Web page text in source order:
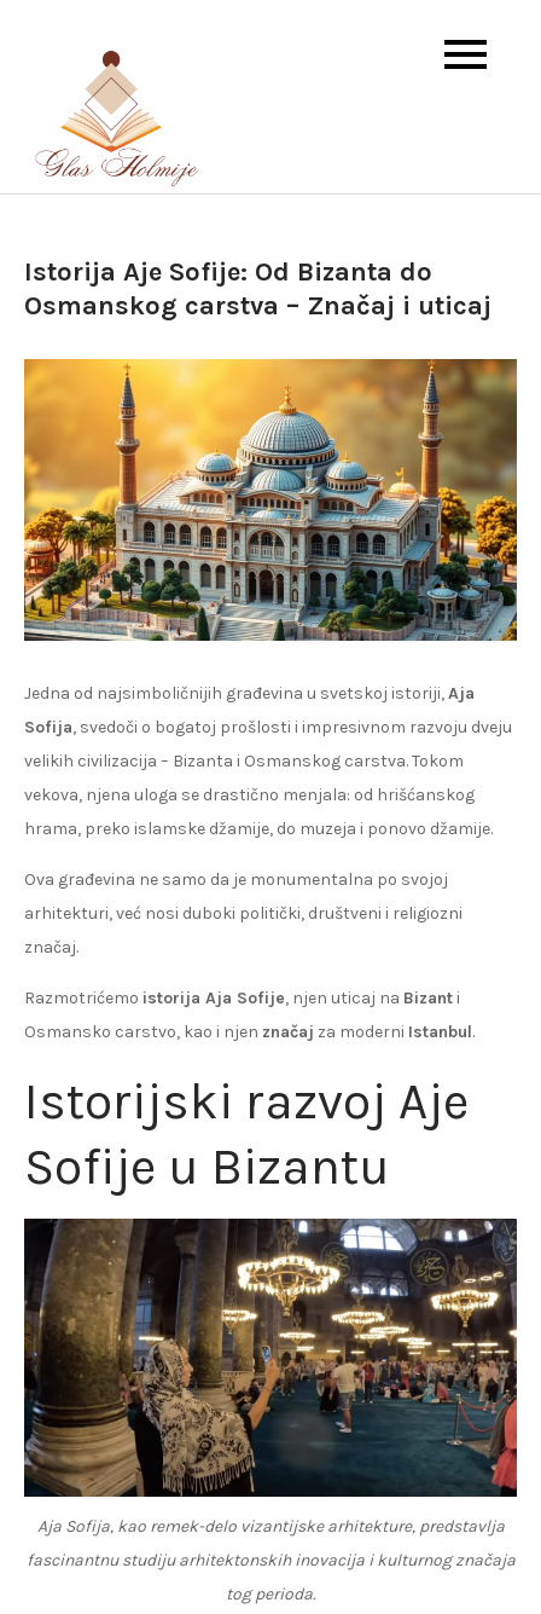
Istorija Aje Sofije: Od Bizanta do
Osmanskog carstva – Značaj i uticaj
Jedna od najsimboličnijih građevina u svetskoj istoriji,Aja
Sofija, svedoči o bogatoj prošlosti i impresivnom razvoju dveju
velikih civilizacija – Bizanta i Osmanskog carstva. Tokom
vekova, njena uloga se drastično menjala: od hrišćanskog
hrama, preko islamske džamije, do muzeja i ponovo džamije.
Ova građevina ne samo da je monumentalna po svojoj
arhitekturi, već nosi duboki politički, društveni i religiozni
značaj.
Razmotrićemo istorija Aja Sofije, njen uticaj na Bizant i
Osmansko carstvo, kao i njen značaj za moderni Istanbul.
Istorijski razvoj Aje
Sofije u Bizantu
Aja Sofija, kao remek-delo vizantijske arhitekture, predstavlja
fascinantnu studiju arhitektonskih inovacija i kulturnog značaja
tog perioda.